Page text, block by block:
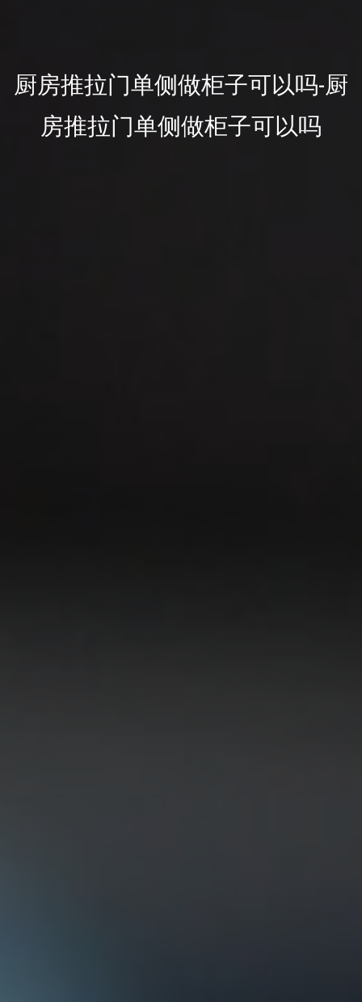
厨房推拉门单侧做柜子可以吗-厨
房推拉门单侧做柜子可以吗